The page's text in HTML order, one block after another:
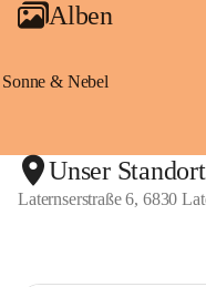
Alben
Sonne & Nebel
Unser Standort
Laternserstraße 6, 6830